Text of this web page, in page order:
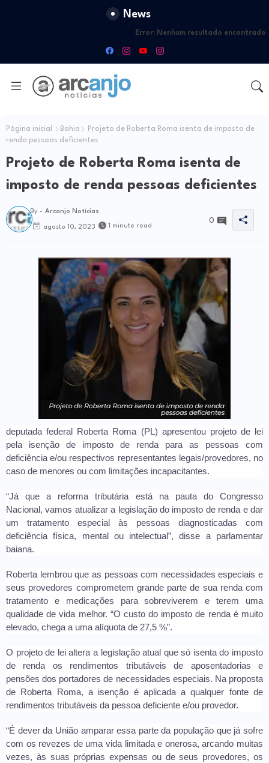
News
Error: Nenhum resultado encontrado
Página inicial Bahia
Projeto de Roberta Roma isenta de imposto de
renda pessoas deficientes
Projeto de Roberta Roma isenta de
imposto de renda pessoas deficientes
By - Arcanjo Notícias
agosto 10, 2023 1 minute read
0
deputada federal Roberta Roma (PL) apresentou projeto de lei
pela isenção de imposto de renda para as pessoas com
deficiência e/ou respectivos representantes legais/provedores, no
caso de menores ou com limitações incapacitantes.
“Já que a reforma tributária está na pauta do Congresso
Nacional, vamos atualizar a legislação do imposto de renda e dar
um tratamento especial às pessoas diagnosticadas com
deficiência física, mental ou intelectual”, disse a parlamentar
baiana.
Roberta lembrou que as pessoas com necessidades especiais e
seus provedores comprometem grande parte de sua renda com
tratamento e medicações para sobreviverem e terem uma
qualidade de vida melhor. “O custo do imposto de renda é muito
elevado, chega a uma alíquota de 27,5 %”.
O projeto de lei altera a legislação atual que só isenta do imposto
de renda os rendimentos tributáveis de aposentadorias e
pensões dos portadores de necessidades especiais. Na proposta
de Roberta Roma, a isenção é aplicada a qualquer fonte de
rendimentos tributáveis da pessoa deficiente e/ou provedor.
“É dever da União amparar essa parte da população que já sofre
com os revezes de uma vida limitada e onerosa, arcando muitas
vezes, às suas próprias expensas ou de seus provedores, os